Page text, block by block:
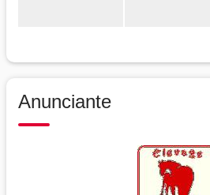
Anunciante